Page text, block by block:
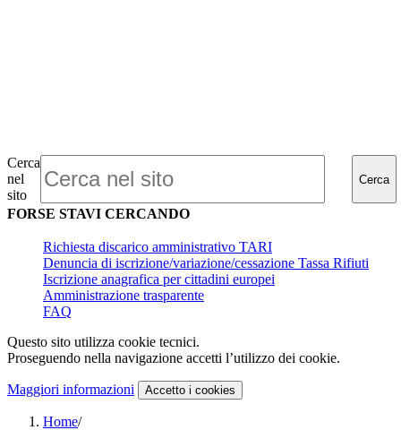
Cerca
nel
sito
Cerca
FORSE STAVI CERCANDO
Richiesta discarico amministrativo TARI
Denuncia di iscrizione/variazione/cessazione Tassa Rifiuti
Iscrizione anagrafica per cittadini europei
Amministrazione trasparente
FAQ
Questo sito utilizza cookie tecnici.
Proseguendo nella navigazione accetti l’utilizzo dei cookie.
Maggiori informazioni Accetto i cookies
Home/